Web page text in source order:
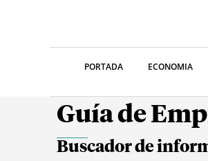
PORTADA ECONOMIA
Guía de
Buscador de